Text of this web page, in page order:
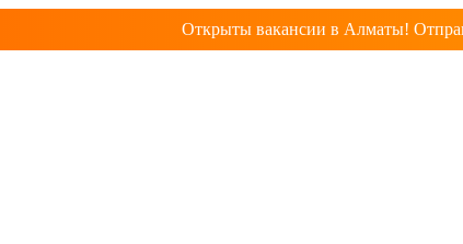
Открыты вакансии в Алматы!